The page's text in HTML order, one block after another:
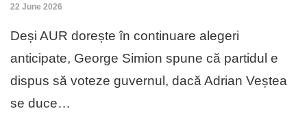
22 June 2026
Deși AUR dorește în continuare alegeri
anticipate, George Simion spune că partidul e
dispus să voteze guvernul, dacă Adrian Veștea
se duce…